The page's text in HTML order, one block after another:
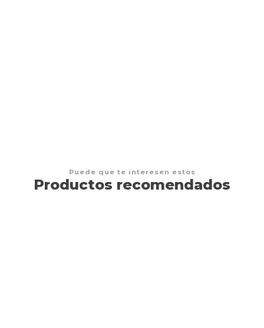
Puede que te interesen estos
Productos recomendados